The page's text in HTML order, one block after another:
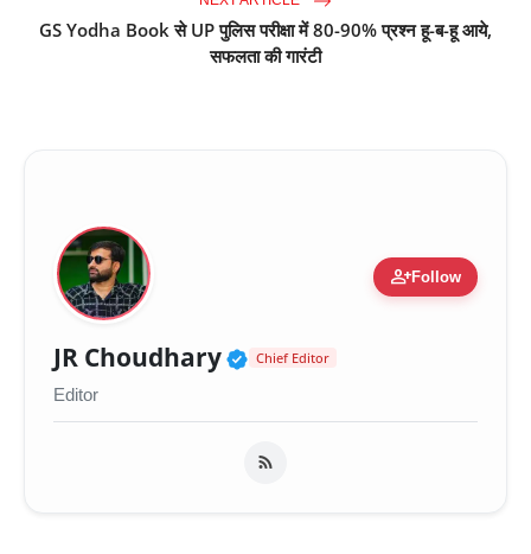
GS Yodha Book से UP पुलिस परीक्षा में 80-90% प्रश्न हू-ब-हू आये,
सफलता की गारंटी
person_addFollow
JR Choudhary Verified Public Figure
Chief Editor
Editor